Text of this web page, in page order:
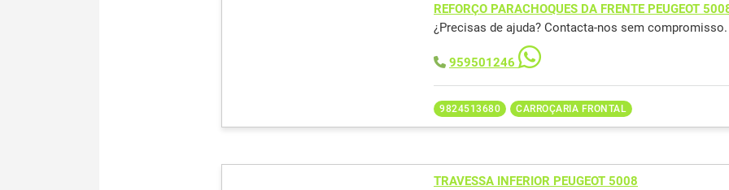
REFORÇO PARACHOQUES DA FRENTE PEUGEOT
¿Precisas de ajuda? Contacta-nos sem compromisso.
959501246
9824513680 CARROÇARIA FRONTAL
TRAVESSA INFERIOR PEUGEOT 5008